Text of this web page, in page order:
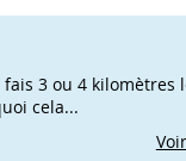
3 ou 4 kilomètres
cela...